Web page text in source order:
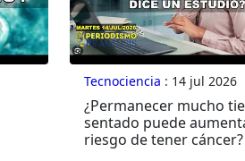
Tecnociencia : 14 jul 2026
¿Permanecer mucho
sentado puede
riesgo de tener cáncer?